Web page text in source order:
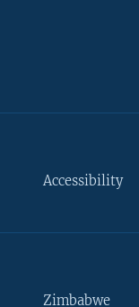
Accessibility
Zimbabwe